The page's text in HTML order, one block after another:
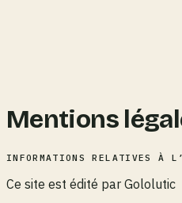
Mentions
INFORMATIONS RELATIVES À
Ce site est édité par Gololutic